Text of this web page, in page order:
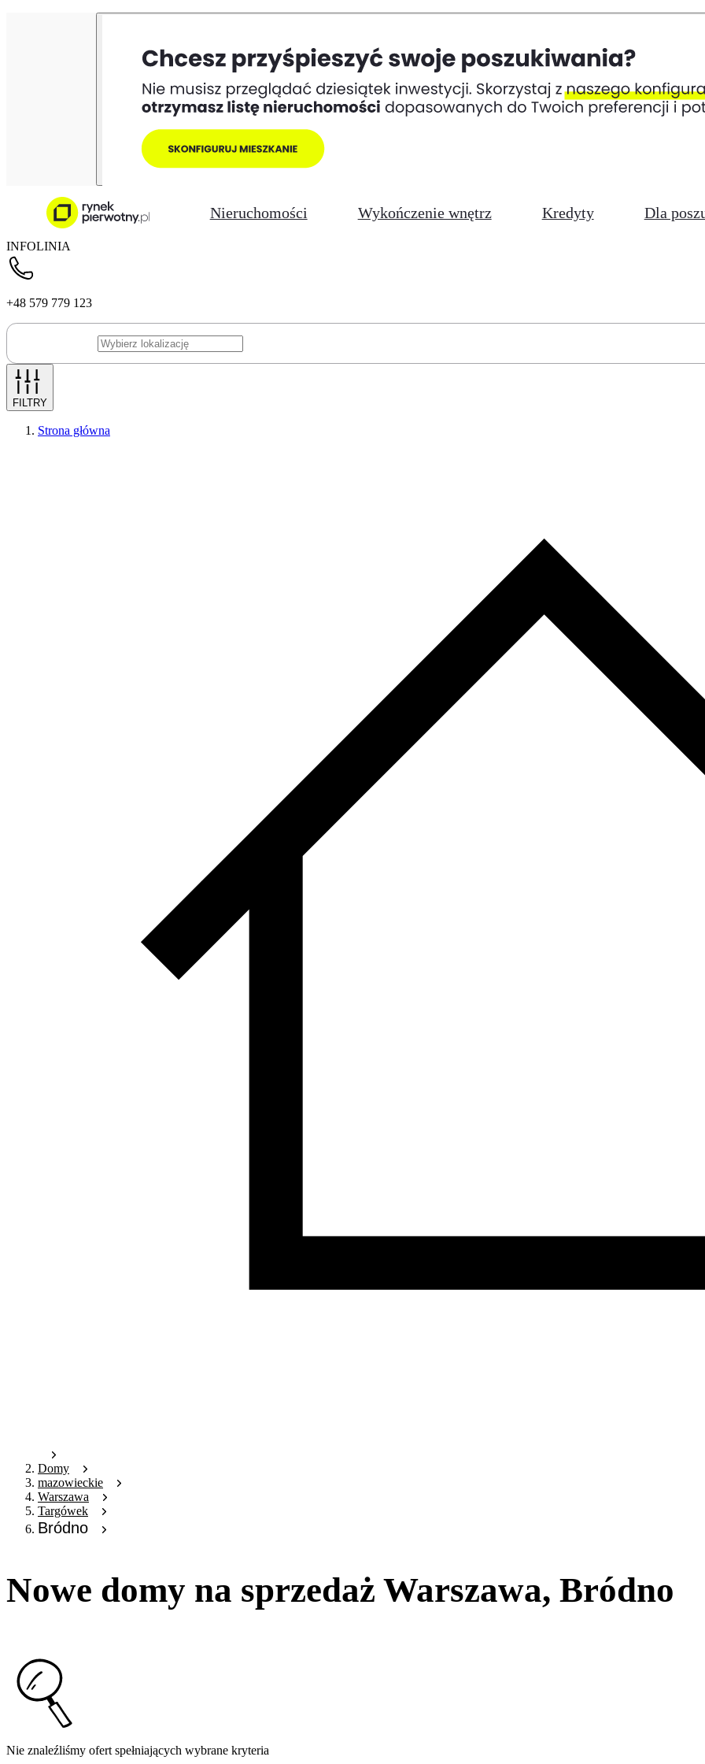
Nieruchomości Wykończenie wnętrz Kredyty Dla
INFOLINIA
+48 579 779 123
FILTRY
Strona główna
Domy
mazowieckie
Warszawa
Targówek
Bródno
Nowe domy na sprzedaż Warszawa, Bródno
Nie znaleźliśmy ofert spełniających wybrane kryteria